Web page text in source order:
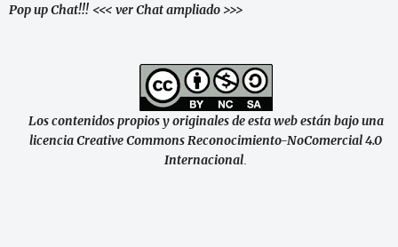
Pop up Chat!!! <<< ver Chat ampliado >>>
Los contenidos propios y originales de esta web están bajo una
licencia Creative Commons Reconocimiento-NoComercial 4.0
Internacional